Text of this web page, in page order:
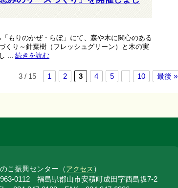
もりのかぜ・らぼ」にて、森や木に関心のある
くり～針葉樹（フレッシュグリーン）と木の実
... 続きを読む
3 / 15 1 2 3 4 5 10 最後 »
こ振興センター（アクセス ）
0112 福島県郡山市安積町成田字西島坂7-2